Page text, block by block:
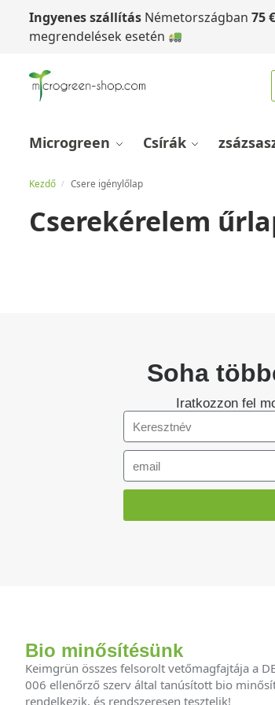
Ingyenes szállításNémetországban 75€
megrendelések esetén
Microgreen Csírák
Kezdő / Csere igénylőlap
Cserekérelem
Soha
Iratkozzon fel
Bio minősítésünk
Keimgrün összes felsorolt ​​vetőmagfajtája a
006 ellenőrző szerv által tanúsított bio
rendelkezik, és rendszeresen tesztelik!